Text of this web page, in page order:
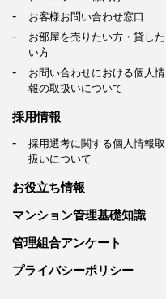
お客様お問い合わせ窓口
お部屋を売りたい方・貸した
い方
お問い合わせにおける個人情
報の取扱いについて
採用情報
採用選考に関する個人情報取
扱いについて
お役立ち情報
マンション管理基礎知識
管理組合アンケート
プライバシーポリシー